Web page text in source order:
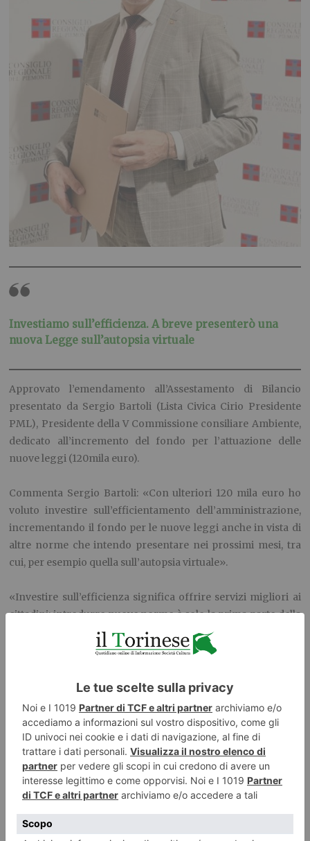
Investiamo sull’efficienza. A breve presenterò una
nuova Legge sull’autopsia virtuale
Approvato l’emendamento all’Assestamento di Bilancio
presentato da Sergio Bartoli (Lista Civica Cirio Presidente
PML), Presidente della V Commissione consiliare Ambiente,
dedicato all’incremento del fondo per l’attuazione delle
nuove leggi (120mila euro).
Commenta Sergio Bartoli: «Con ulteriori 120 mila euro ho
voluto investire sull’efficientamento dell’amministrazione,
incrementando il fondo per le nuove leggi anche in vista di
altre norme che intendo presentare nei prossimi mesi, tra
cui, per esempio quella sull’autopsia virtuale».
«Investire sull’efficienza significa offrire servizi migliori ai
cittadini: introdurre nuove norme è solo la prima parte della
nostra azione, è necessario verificare che siano applicabili e
come incidano sul territorio e sui piemontesi – spiega
anche per le future norme che verranno approvate: tra esse
ci potrà essere anche quella sull’autopsia virtuale, che
presenterò nelle prossime settimane. Effettuando analisi
autoptiche tramite la TAC, l’autopsia virtuale consente di
rendere più rapide le procedure, offrendo alle famiglie una
risposta più celere e, quindi, tempi di attesa, particolarmente
dolorosi nel caso di un lutto, decisamente inferiori».